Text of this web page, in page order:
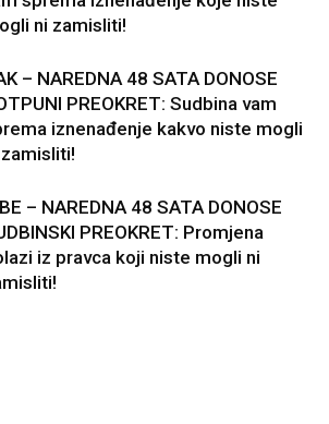
ni zamisliti!
– NAREDNA 48 SATA DONOSE
PREOKRET: Sudbina vam
iznenađenje kakvo niste mogli
– NAREDNA 48 SATA DONOSE
PREOKRET: Promjena
iz pravca koji niste mogli ni